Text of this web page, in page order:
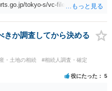
tokyo-s/vc-files/tokyo-s/file/
きか調査してから決める
・土地の相続
#相続人調査・確定
役にたった 5